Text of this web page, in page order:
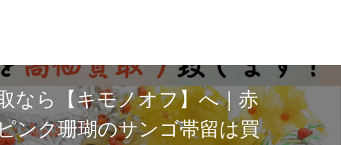
【キモノオフ】へ｜赤
珊瑚のサンゴ帯留は買